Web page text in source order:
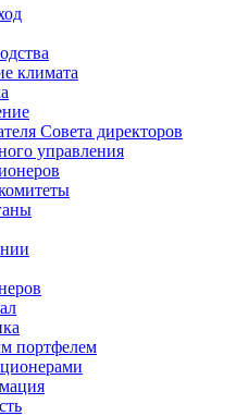
климата
Совета директоров
управления
портфелем